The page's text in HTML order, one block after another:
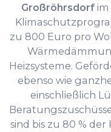
Großröhrsdorfim
zu 800 Euro pro
Heizsysteme.
ebenso wie
einschließlich
sind bis zu 80 %